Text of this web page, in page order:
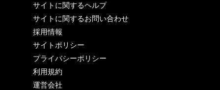
サイトに関するヘルプ
サイトに関するお問い合わせ
採用情報
サイトポリシー
プライバシーポリシー
利用規約
運営会社